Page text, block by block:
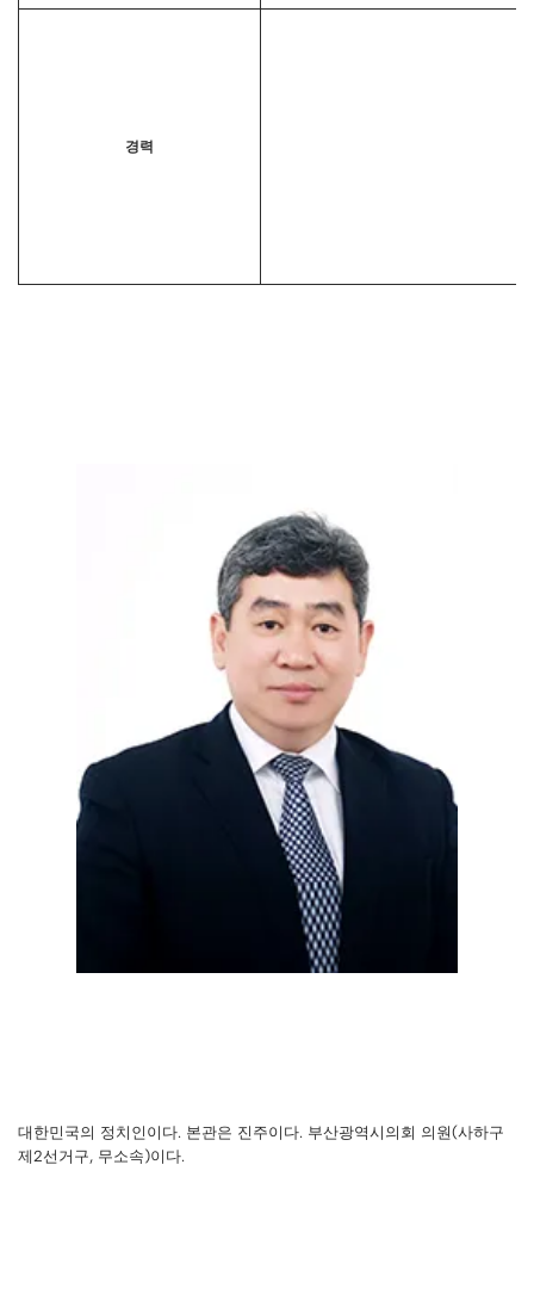
경력
대한민국의 정치인이다. 본관은 진주이다. 부산광역시의회 의원(사하구
제2선거구, 무소속)이다.